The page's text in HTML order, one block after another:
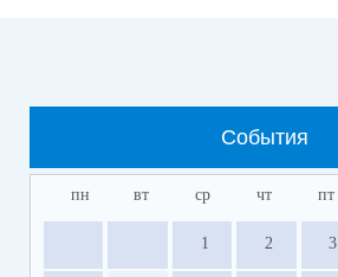
События
пн вт ср чт пт
1 2 3